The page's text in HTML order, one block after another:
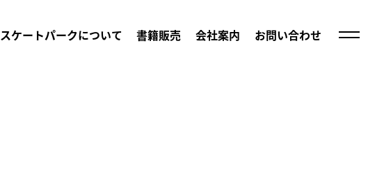
スケートパークについて 書籍販売 会社案内 お問い合わせ